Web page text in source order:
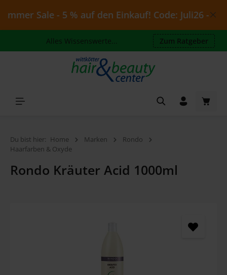
Zum Hauptinhalt springen
Sale - 5 % auf den Einkauf! Code: Juli26 -
Alles Wissenswerte... Zum Ratgeber
Du bist hier: Home Marken
Rondo
Haarfarben & Oxyde
Rondo Kräuter Acid 1000ml